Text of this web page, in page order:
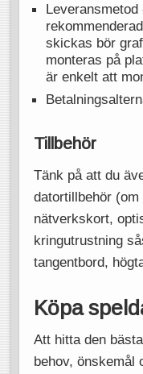
skickas bör
monteras på
är enkelt att
Tillbehör
Tänk på att du
datortillbehör
nätverkskort,
kringutrustning
tangentbord,
Köpa
Att hitta den
behov, önskemål